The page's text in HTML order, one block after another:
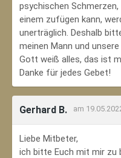
psychischen
einem zufügen kann,
unerträglich. Deshalb
meinen Mann und
Gott weiß alles, das ist
Danke für jedes Gebet!
Gerhard B. am
Liebe Mitbeter,
ich bitte Euch mit mir zu